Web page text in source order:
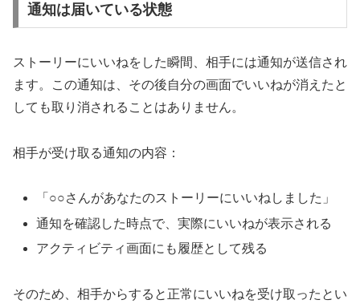
通知は届いている状態
ストーリーにいいねをした瞬間、相手には通知が送信され
ます。この通知は、その後自分の画面でいいねが消えたと
しても取り消されることはありません。
相手が受け取る通知の内容：
「○○さんがあなたのストーリーにいいねしました」
通知を確認した時点で、実際にいいねが表示される
アクティビティ画面にも履歴として残る
そのため、相手からすると正常にいいねを受け取ったとい